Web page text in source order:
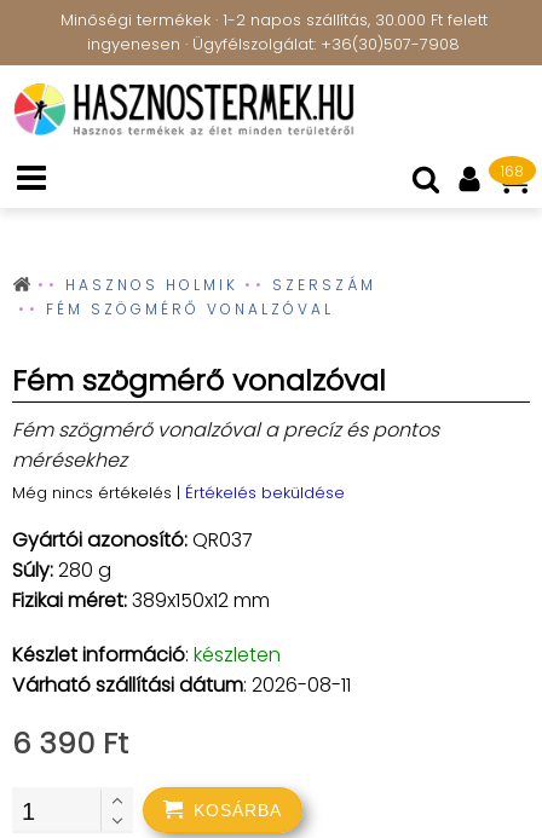
Minőségi termékek · 1-2 napos szállítás, 30.000 Ft felett
ingyenesen · Ügyfélszolgálat: +36(30)507-7908
168
HASZNOS HOLMIK
SZERSZÁM
FÉM SZÖGMÉRŐ VONALZÓVAL
Fém szögmérő vonalzóval
Fém szögmérő vonalzóval a precíz és pontos
mérésekhez
Még nincs értékelés | Értékelés beküldése
Gyártói azonosító:QR037
Súly:280 g
Fizikai méret:389x150x12 mm
Készlet információ: készleten
Várható szállítási dátum: 2026-08-11
6 390 Ft
KOSÁRBA